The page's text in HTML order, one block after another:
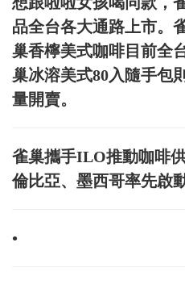
品全台各大通路上市。
巢香檸美式咖啡目前全
巢冰溶美式80入隨手包
量開賣。
雀巢攜手ILO推動咖啡
倫比亞、墨西哥率先啟
•